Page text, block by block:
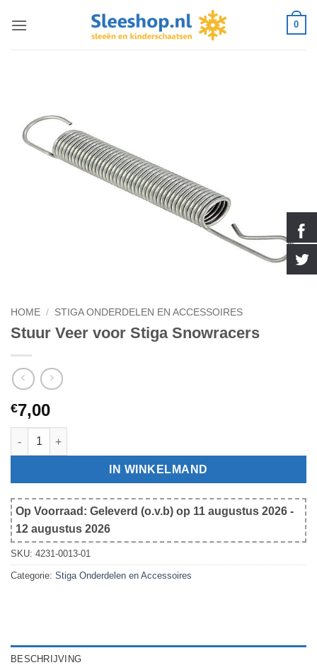
naar
0
HOME / STIGA ONDERDELEN EN ACCESSOIRES
Stuur Veer voor Stiga Snowracers
€7,00
Stuur Veer voor Stiga Snowracers aantal
IN WINKELMAND
Op Voorraad: Geleverd (o.v.b) op 11 augustus 2026 -
12 augustus 2026
SKU: 4231-0013-01
Categorie: Stiga Onderdelen en Accessoires
BESCHRIJVING